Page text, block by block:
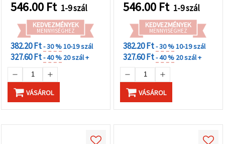
546.00 Ft 1-9 szál
KEDVEZMÉNYEK
MENNYISÉGHEZ
382.20 Ft- 30 %10-19 szál
327.60 Ft- 40 % 20 szál +
VÁSÁROL
546.00 Ft 1-9 szál
KEDVEZMÉNYEK
MENNYISÉGHEZ
382.20 Ft- 30 %10-19 szál
327.60 Ft- 40 % 20 szál +
VÁSÁROL